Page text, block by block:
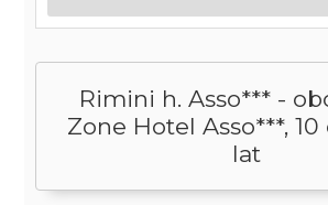
Rimini h. Asso*** -
Zone Hotel Asso***, 10
lat